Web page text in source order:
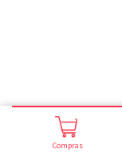
Compras